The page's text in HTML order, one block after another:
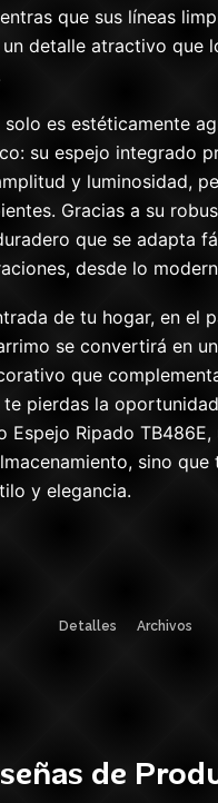
que sus líneas
detalle atractivo que
es estéticamente
su espejo integrado
y luminosidad,
Gracias a su
que se adapta
desde lo
de tu hogar, en el
se convertirá en
que
pierdas la
Espejo Ripado
sino que
y elegancia.
Detalles Archivos
de